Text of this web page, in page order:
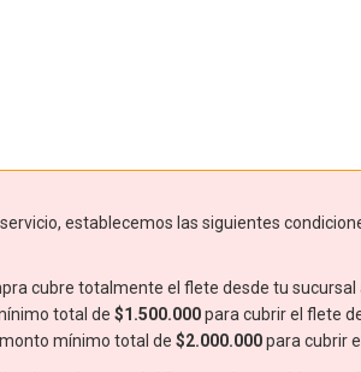
establecemos las siguientes
cubre totalmente el flete desde tu sucursal
total de $1.500.000para cubrir el flete
mínimo total de $2.000.000para cubrir